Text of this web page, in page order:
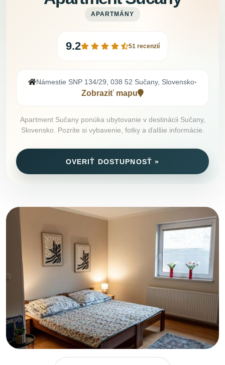
APARTMÁNY
9.2 51 recenzií
Námestie SNP 134/29, 038 52 Sučany, Slovensko•
Zobraziť mapu
Apartment Sučany ponúka ubytovanie v destinácii Sučany,
Slovensko. Pozrite si vybavenie, fotky a ďalšie informácie.
OVERIŤ DOSTUPNOSŤ »